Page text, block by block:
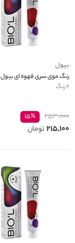
بیول
رنگ موی سری قهوه ای بیول
۲ رنگ
۲۵۳,۰۰۰ ۱۵%
۲۱۵,۱۰۰ تومان